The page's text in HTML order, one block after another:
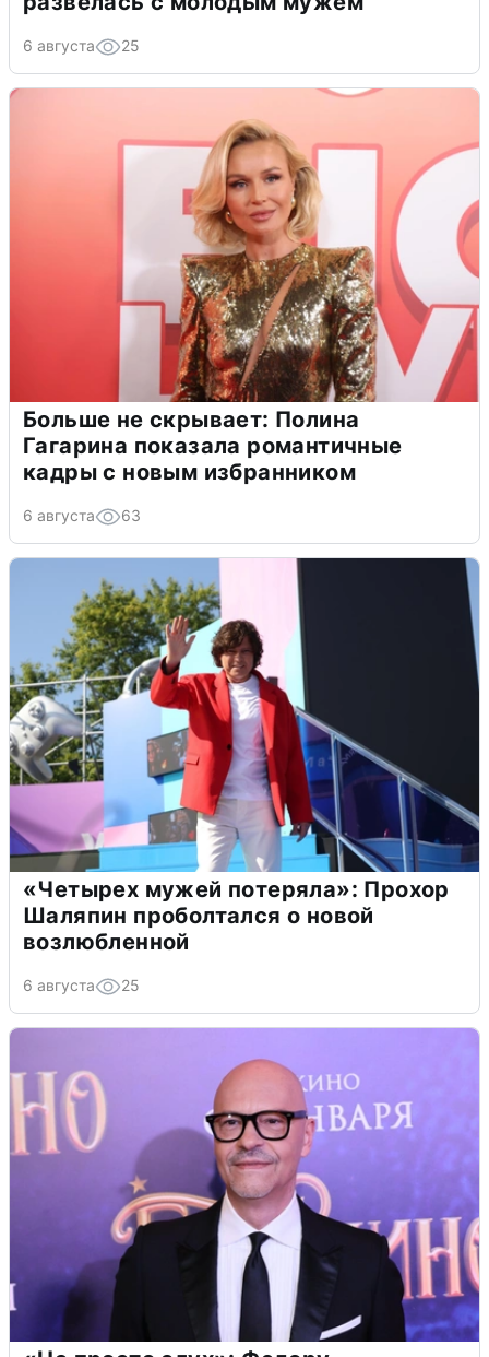
6 августа 25
Больше не скрывает: Полина
Гагарина показала романтичные
кадры с новым избранником
6 августа 63
«Четырех мужей потеряла»: Прохор
Шаляпин проболтался о новой
возлюбленной
6 августа 25